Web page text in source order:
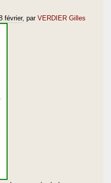
février, par VERDIER Gilles